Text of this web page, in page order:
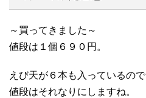
～買ってきました～
値段は１個６９０円。
えび天が６本も入っているので
値段はそれなりにしますね。